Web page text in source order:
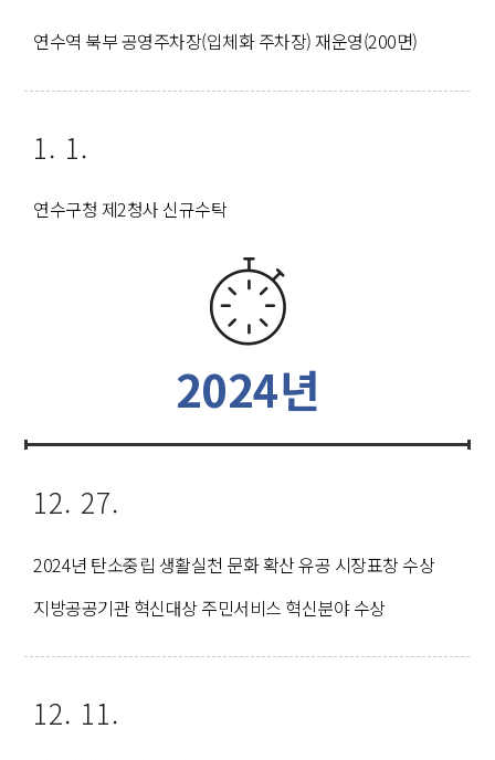
연수역 북부 공영주차장(입체화 주차장) 재운영(200면)
1. 1.
연수구청 제2청사 신규수탁
2024년
12. 27.
2024년 탄소중립 생활실천 문화 확산 유공 시장표창 수상
지방공공기관 혁신대상 주민서비스 혁신분야 수상
12. 11.